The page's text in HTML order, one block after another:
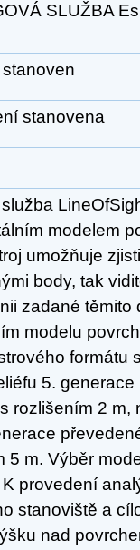
SLUŽBA
stanovena
modelem
umožňuje
body, tak
zadané
modelu
formátu
5.
rozlišením 2 m,
5 m. Výběr
provedení
stanoviště a
nad